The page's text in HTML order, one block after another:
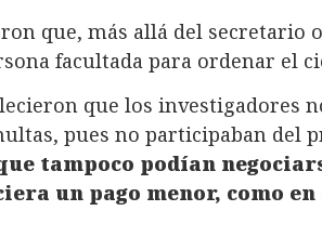
que, más allá del secretario
facultada para ordenar el
que los investigadores
pues no participaban del
tampoco podían
un pago menor, como